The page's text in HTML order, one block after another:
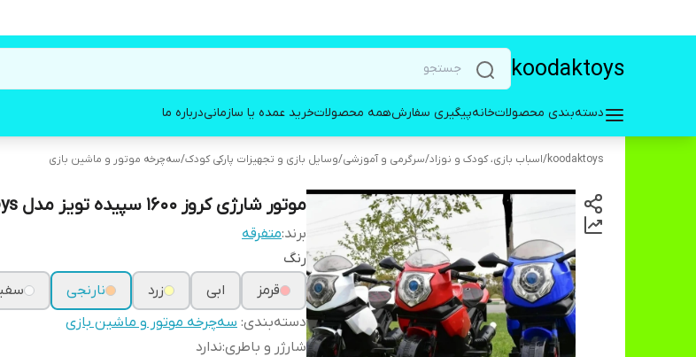
koodaktoys
دسته‌بندی محصولاتخانهپیگیری سفارشهمه محصولاتخرید عمده یا سازمانیدرباره ما
koodaktoys
/اسباب بازی، کودک و نوزاد/سرگرمی و آموزشی/وسایل بازی و تجهیزات پارکی کودک/سه‌چرخه موتور و ماشین بازی
موتور شارژی کروز ۱۶۰۰ سپیده تویز مدل sepide toys
برند:متفرقه
رنگ
قرمز
ابی زرد نارنجی
دسته‌بندی: سه‌چرخه موتور و ماشین بازی
شارژر و باطری:ندارد